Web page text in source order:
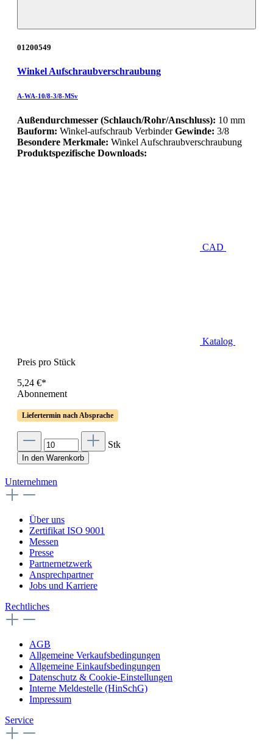
01200549
Winkel Aufschraubverschraubung
A-WA-10/8-3/8-MSv
Außendurchmesser (Schlauch/Rohr/Anschluss): 10 mm
Bauform: Winkel-aufschraub VerbinderGewinde: 3/8
Besondere Merkmale: Winkel Aufschraubverschraubung
Produktspezifische Downloads:
CAD
Katalog
Preis pro Stück
5,24 €*
Abonnement
Liefertermin nach Absprache
Stk
In den Warenkorb
Unternehmen
Über uns
Zertifikat ISO 9001
Messen
Presse
Partnernetzwerk
Ansprechpartner
Jobs und Karriere
Rechtliches
AGB
Allgemeine Verkaufsbedingungen
Allgemeine Einkaufsbedingungen
Datenschutz & Cookie-Einstellungen
Interne Meldestelle (HinSchG)
Impressum
Service